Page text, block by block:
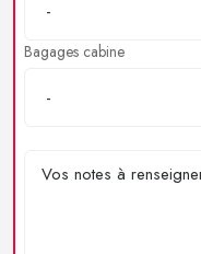
Bagages cabine